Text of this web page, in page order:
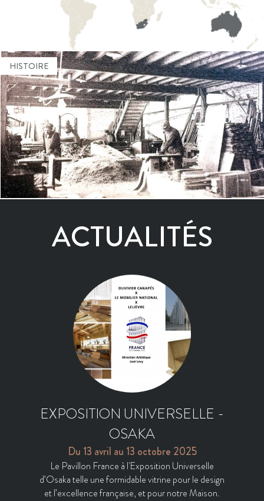
UN SAVOIR FAIRE CONSERVÉ DEPUIS 1840
En savoir plus
HISTOIRE
ACTUALITÉS
EXPOSITION UNIVERSELLE -
OSAKA
Du 13 avril au 13 octobre 2025
Le Pavillon France à l'Exposition Universelle
d’Osaka telle une formidable vitrine pour le design
et l’excellence française, et pour notre Maison.